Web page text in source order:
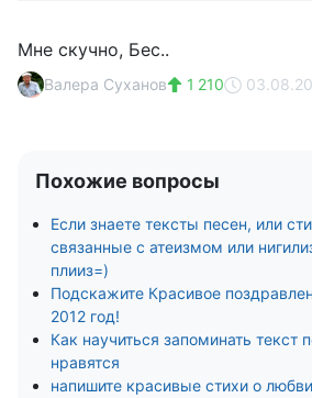
Мне скучно, Бес..
Валера Суханов 1 210
Похожие вопросы
Если знаете тексты песен, или
связанные с атеизмом или
плииз=)
Подскажите Красивое
2012 год!
Как научиться запоминать текст
нравятся
напишите красивые стихи о